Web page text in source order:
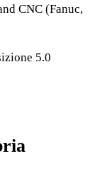
CNC (Fanuc,
5.0